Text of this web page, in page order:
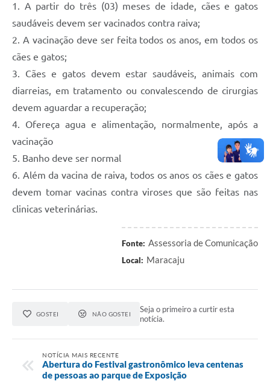
1. A partir do três (03) meses de idade, cães e gatos
saudáveis devem ser vacinados contra raiva;
2. A vacinação deve ser feita todos os anos, em todos os
cães e gatos;
3. Cães e gatos devem estar saudáveis, animais com
diarreias, em tratamento ou convalescendo de cirurgias
devem aguardar a recuperação;
4. Ofereça agua e alimentação, normalmente, após a
vacinação
5. Banho deve ser normal
6. Além da vacina de raiva, todos os anos os cães e gatos
devem tomar vacinas contra viroses que são feitas nas
clinicas veterinárias.
Fonte: Assessoria de Comunicação
Local: Maracaju
GOSTEI NÃO GOSTEI
Seja o primeiro a curtir esta
notícia.
NOTÍCIA MAIS RECENTE
Abertura do Festival gastronômico leva centenas
de pessoas ao parque de Exposição